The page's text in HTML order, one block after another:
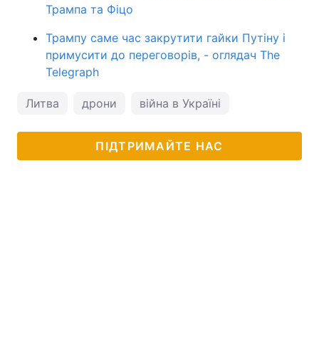
Трампа та Фіцо
Трампу саме час закрутити гайки Путіну і
примусити до переговорів, - оглядач The
Telegraph
Литва дрони війна в Україні
ПІДТРИМАЙТЕ НАС